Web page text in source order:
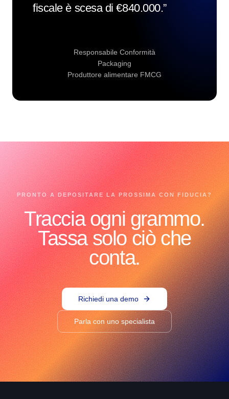
fiscale è scesa di €840.000.”
Responsabile Conformità
Packaging
Produttore alimentare FMCG
PRONTO A DEPOSITARE LA PROSSIMA CON FIDUCIA?
Traccia ogni grammo.
Tassa solo ciò che
conta.
Richiedi una demo
Parla con uno specialista